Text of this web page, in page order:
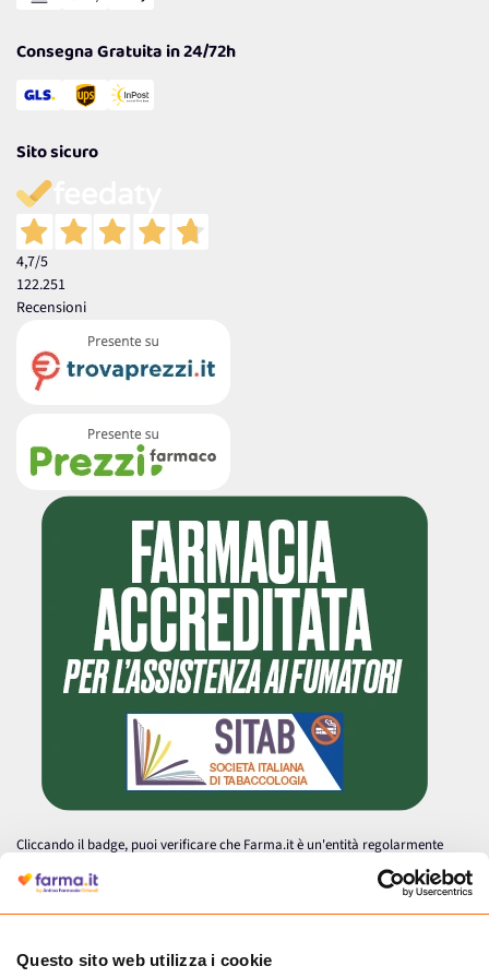
Questo sito web utilizza i cookie
Consegna Gratuita in 24/72h
Sito sicuro
4,7/5
122.251
Recensioni
Cliccando il badge, puoi verificare che Farma.it è un'entità regolarmente
autorizzata dal Ministero della Salute a effettuare la vendita online di
medicinali.